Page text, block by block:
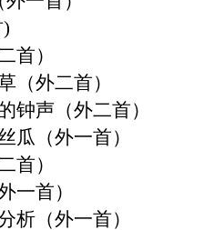
首）
（外二首）
钟声（外二首）
瓜（外一首）
首）
一首）
析（外一首）